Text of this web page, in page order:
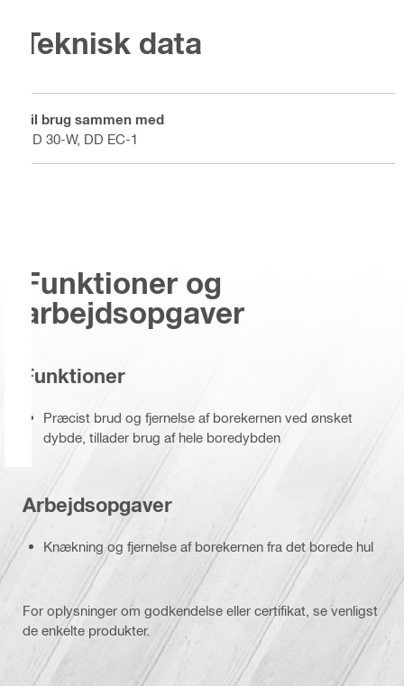
Teknisk data
Til brug sammen med
DD 30-W, DD EC-1
Funktioner og
arbejdsopgaver
Funktioner
Præcist brud og fjernelse af borekernen ved ønsket
dybde, tillader brug af hele boredybden
Arbejdsopgaver
Knækning og fjernelse af borekernen fra det borede hul
For oplysninger om godkendelse eller certifikat, se venligst
de enkelte produkter.